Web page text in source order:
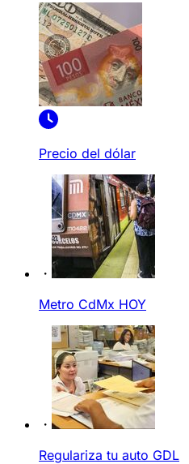
Precio del dólar
Metro CdMx HOY
Regulariza tu auto GDL